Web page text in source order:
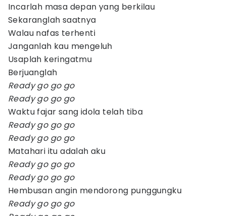
Incarlah masa depan yang berkilau
Sekaranglah saatnya
Walau nafas terhenti
Janganlah kau mengeluh
Usaplah keringatmu
Berjuanglah
Ready go go go
Ready go go go
Waktu fajar sang idola telah tiba
Ready go go go
Ready go go go
Matahari itu adalah aku
Ready go go go
Ready go go go
Hembusan angin mendorong punggungku
Ready go go go